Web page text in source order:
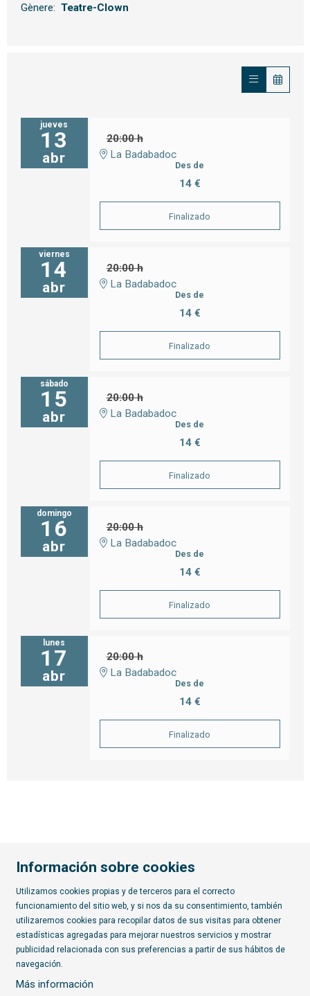
Gènere: Teatre-Clown
jueves
13
abr
20:00 h
La Badabadoc
Des de
14 €
Finalizado
viernes
14
abr
20:00 h
La Badabadoc
Des de
14 €
Finalizado
sábado
15
abr
20:00 h
La Badabadoc
Des de
14 €
Finalizado
domingo
16
abr
20:00 h
La Badabadoc
Des de
14 €
Finalizado
lunes
17
abr
20:00 h
La Badabadoc
Des de
14 €
Finalizado
Diapositiva 2 de 7
Información sobre cookies
Utilizamos cookies propias y de terceros para el correcto
funcionamiento del sitio web, y si nos da su consentimiento, también
utilizaremos cookies para recopilar datos de sus visitas para obtener
estadísticas agregadas para mejorar nuestros servicios y mostrar
publicidad relacionada con sus preferencias a partir de sus hábitos de
navegación.
Más información